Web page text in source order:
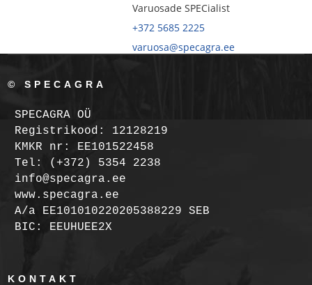
Varuosade SPECialist
+372 5685 2225
varuosa@specagra.ee
© SPECAGRA
SPECAGRA OÜ
Registrikood: 12128219
KMKR nr: EE101522458
Tel: (+372) 5354 2238
info@specagra.ee
www.specagra.ee
A/a EE101010220205388229 SEB
BIC: EEUHUEE2X
KONTAKT